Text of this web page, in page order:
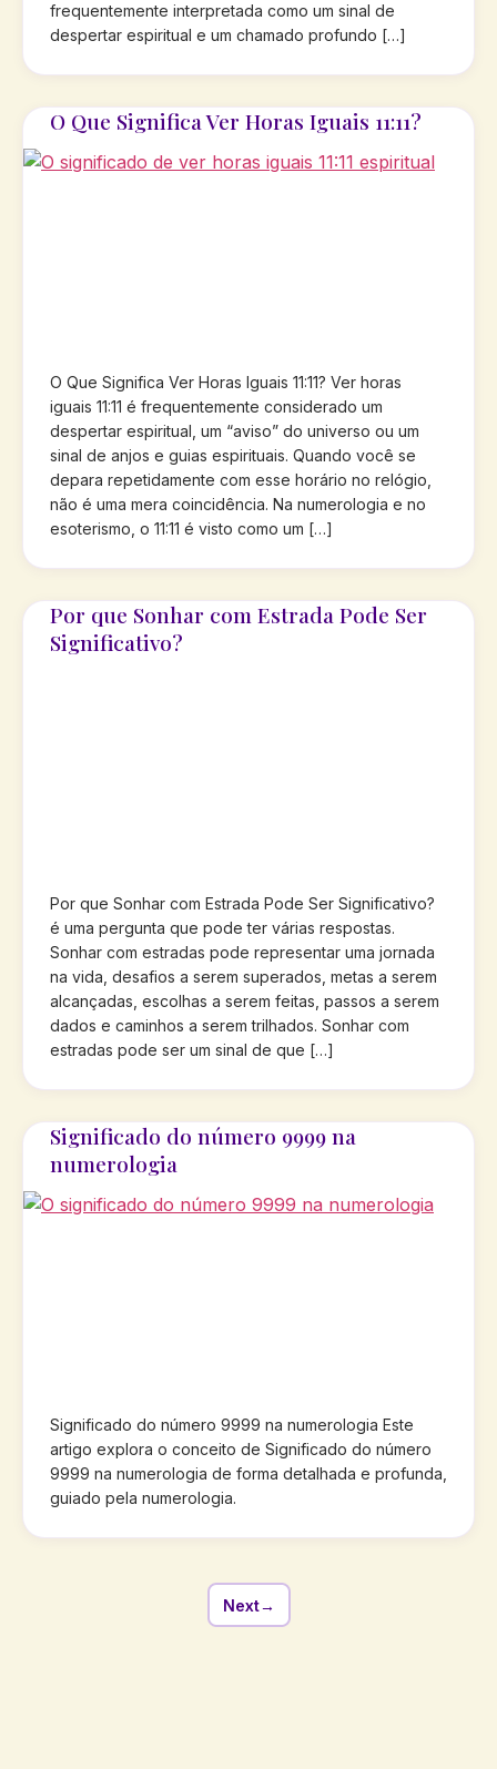
frequentemente interpretada como um sinal de
despertar espiritual e um chamado profundo […]
O Que Significa Ver Horas Iguais 11:11?
O Que Significa Ver Horas Iguais 11:11? Ver horas
iguais 11:11 é frequentemente considerado um
despertar espiritual, um “aviso” do universo ou um
sinal de anjos e guias espirituais. Quando você se
depara repetidamente com esse horário no relógio,
não é uma mera coincidência. Na numerologia e no
esoterismo, o 11:11 é visto como um […]
Por que Sonhar com Estrada Pode Ser
Significativo?
Por que Sonhar com Estrada Pode Ser Significativo?
é uma pergunta que pode ter várias respostas.
Sonhar com estradas pode representar uma jornada
na vida, desafios a serem superados, metas a serem
alcançadas, escolhas a serem feitas, passos a serem
dados e caminhos a serem trilhados. Sonhar com
estradas pode ser um sinal de que […]
Significado do número 9999 na
numerologia
Significado do número 9999 na numerologia Este
artigo explora o conceito de Significado do número
9999 na numerologia de forma detalhada e profunda,
guiado pela numerologia.
Next→